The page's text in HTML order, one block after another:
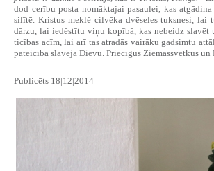
dod cerību posta nomāktajai pasaulei, kas
silītē. Kristus meklē cilvēka dvēseles tuksnesi,
dārzu, lai iedēstītu viņu kopībā, kas nebeidz slavēt
ticības acīm, lai arī tas atradās vairāku gadsimtu
pateicībā slavēja Dievu. Priecīgus Ziemassvētkus
Publicēts 18|12|2014